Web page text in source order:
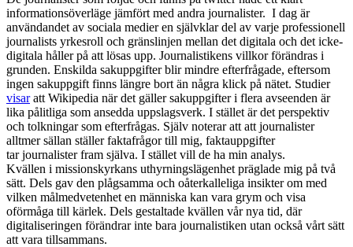
informationsöverläge jämfört med andra journalister. I dag är
användandet av sociala medier en självklar del av varje professionell
journalists yrkesroll och gränslinjen mellan det digitala och det icke-
digitala håller på att lösas upp. Journalistikens villkor förändras i
grunden. Enskilda sakuppgifter blir mindre efterfrågade, eftersom
ingen sakuppgift finns längre bort än några klick på nätet. Studier
visaratt Wikipedia när det gäller sakuppgifter i flera avseenden är
lika pålitliga som ansedda uppslagsverk. I stället är det perspektiv
och tolkningar som efterfrågas. Själv noterar att att journalister
alltmer sällan ställer faktafrågor till mig, faktauppgifter
tar journalister fram själva. I stället vill de ha min analys.
Kvällen i missionskyrkans uthyrningslägenhet präglade mig på två
sätt. Dels gav den plågsamma och oåterkalleliga insikter om med
vilken målmedvetenhet en människa kan vara grym och visa
oförmåga till kärlek. Dels gestaltade kvällen vår nya tid, där
digitaliseringen förändrar inte bara journalistiken utan också vårt sätt
att vara tillsammans.